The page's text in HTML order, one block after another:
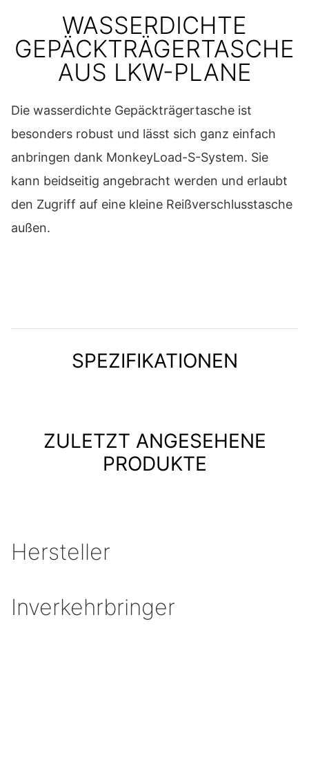
WASSERDICHTE
GEPÄCKTRÄGERTASCHE
AUS LKW-PLANE
Die wasserdichte Gepäckträgertasche ist
besonders robust und lässt sich ganz einfach
anbringen dank MonkeyLoad-S-System. Sie
kann beidseitig angebracht werden und erlaubt
den Zugriff auf eine kleine Reißverschlusstasche
außen.
SPEZIFIKATIONEN
ZULETZT ANGESEHENE
PRODUKTE
Hersteller
Inverkehrbringer